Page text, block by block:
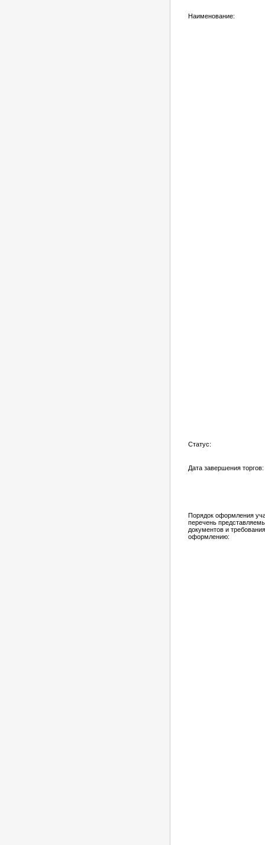
Наименование:
Статус:
Дата завершения торгов:
Порядок оформления
перечень
документов и
оформлению: